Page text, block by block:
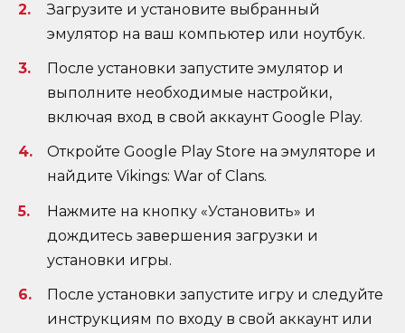
Загрузите и установите выбранный
эмулятор на ваш компьютер или ноутбук.
После установки запустите эмулятор и
выполните необходимые настройки,
включая вход в свой аккаунт Google Play.
Откройте Google Play Store на эмуляторе и
найдите Vikings: War of Clans.
Нажмите на кнопку «Установить» и
дождитесь завершения загрузки и
установки игры.
После установки запустите игру и следуйте
инструкциям по входу в свой аккаунт или